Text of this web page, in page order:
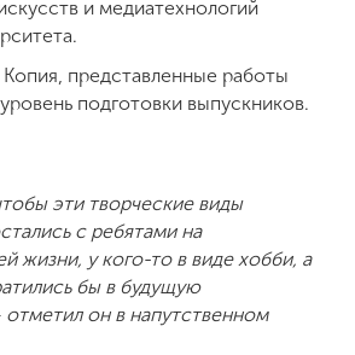
и медиатехнологий
представленные работы
подготовки выпускников.
эти творческие виды
с ребятами на
жизни, у кого-то в виде хобби, а
бы в будущую
он в напутственном